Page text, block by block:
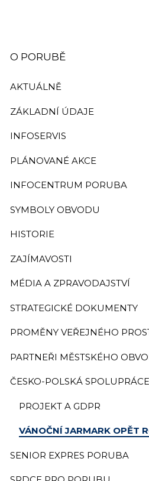
O PORUBĚ
AKTUÁLNĚ
ZÁKLADNÍ ÚDAJE
INFOSERVIS
PLÁNOVANÉ AKCE
INFOCENTRUM PORUBA
SYMBOLY OBVODU
HISTORIE
ZAJÍMAVOSTI
MÉDIA A ZPRAVODAJSTVÍ
STRATEGICKÉ DOKUMENTY
PROMĚNY VEŘEJNÉHO
PARTNEŘI MĚSTSKÉHO
ČESKO-POLSKÁ SPOLUPRÁCE
PROJEKT A GDPR
VÁNOČNÍ JARMARK OPĚT
SENIOR EXPRES PORUBA